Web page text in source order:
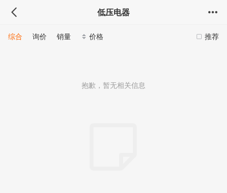
低压电器
推荐
综合 询价 销量 价格
抱歉，暂无相关信息